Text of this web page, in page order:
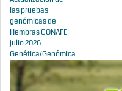
las pruebas
genómicas de
Hembras CONAFE
julio 2026
Genética/Genómica